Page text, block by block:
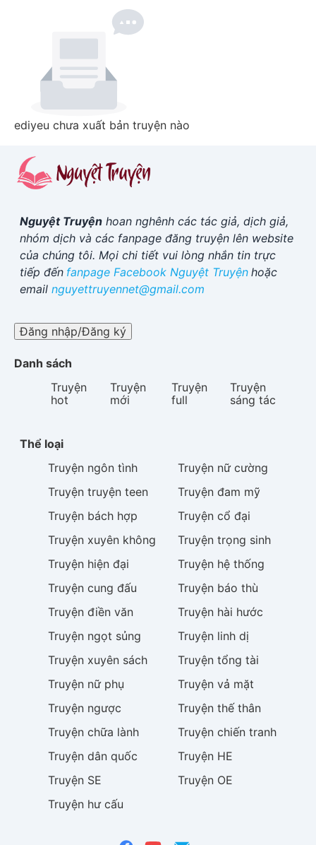
ediyeu chưa xuất bản truyện nào
Nguyệt Truyện hoan nghênh các tác giả, dịch giả,
nhóm dịch và các fanpage đăng truyện lên website
của chúng tôi. Mọi chi tiết vui lòng nhắn tin trực
tiếp đến fanpage Facebook Nguyệt Truyện hoặc
email nguyettruyennet@gmail.com
Đăng nhập/Đăng ký
Danh sách
Truyện
hot
Truyện
mới
Truyện
full
Truyện
sáng tác
Thể loại
Truyện ngôn tình Truyện nữ cường
Truyện truyện teen Truyện đam mỹ
Truyện bách hợp Truyện cổ đại
Truyện xuyên không Truyện trọng sinh
Truyện hiện đại Truyện hệ thống
Truyện cung đấu Truyện báo thù
Truyện điền văn Truyện hài hước
Truyện ngọt sủng Truyện linh dị
Truyện xuyên sách Truyện tổng tài
Truyện nữ phụ Truyện vả mặt
Truyện ngược Truyện thế thân
Truyện chữa lành Truyện chiến tranh
Truyện dân quốc Truyện HE
Truyện SE Truyện OE
Truyện hư cấu